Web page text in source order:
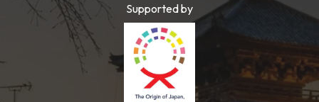
Supported by